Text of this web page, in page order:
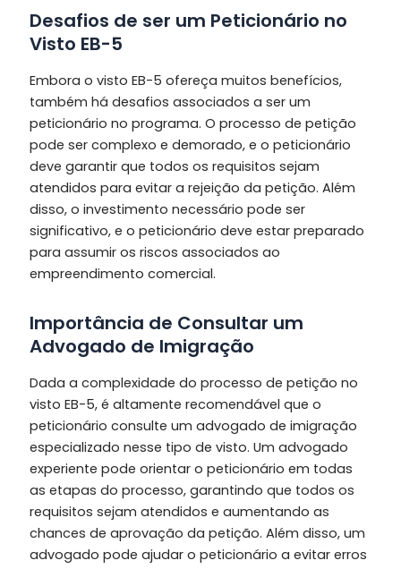
Desafios de ser um Peticionário no
Visto EB-5
Embora o visto EB-5 ofereça muitos benefícios,
também há desafios associados a ser um
peticionário no programa. O processo de petição
pode ser complexo e demorado, e o peticionário
deve garantir que todos os requisitos sejam
atendidos para evitar a rejeição da petição. Além
disso, o investimento necessário pode ser
significativo, e o peticionário deve estar preparado
para assumir os riscos associados ao
empreendimento comercial.
Importância de Consultar um
Advogado de Imigração
Dada a complexidade do processo de petição no
visto EB-5, é altamente recomendável que o
peticionário consulte um advogado de imigração
especializado nesse tipo de visto. Um advogado
experiente pode orientar o peticionário em todas
as etapas do processo, garantindo que todos os
requisitos sejam atendidos e aumentando as
chances de aprovação da petição. Além disso, um
advogado pode ajudar o peticionário a evitar erros